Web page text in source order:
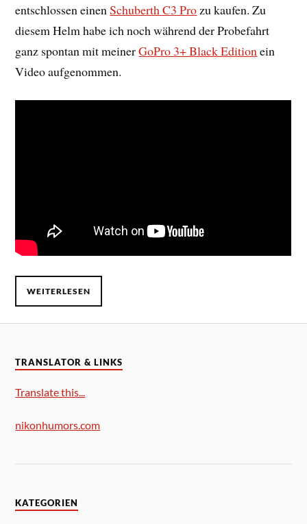
entschlossen einenSchuberth C3 Pro zu kaufen. Zu
diesem Helm habe ich noch während der Probefahrt
ganz spontan mit meinerGoPro 3+ Black Edition ein
Video aufgenommen.
WEITERLESEN
TRANSLATOR & LINKS
Translate this...
nikonhumors.com
KATEGORIEN